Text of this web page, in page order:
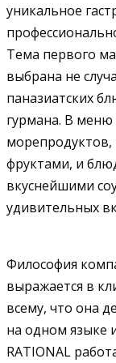
уникальное
Тема первого
выбрана не
паназиатских
гурмана. В
морепродуктов,
фруктами, и
вкуснейшими
удивительных
Философия
выражается в
всему, что она
на одном языке
RATIONAL